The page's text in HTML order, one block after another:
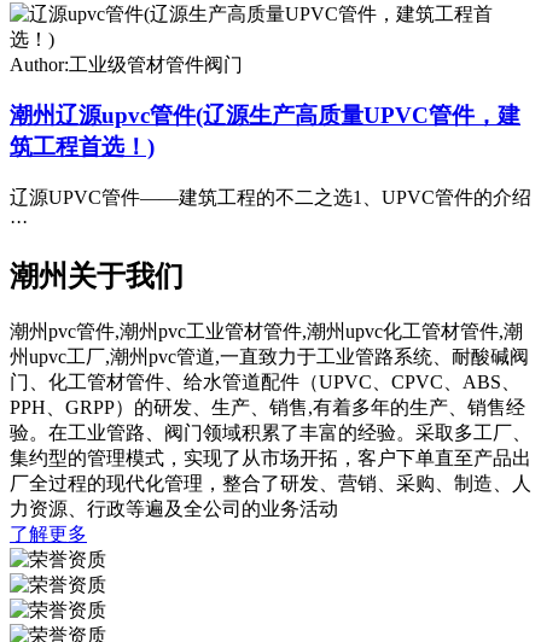
Author:工业级管材管件阀门
潮州辽源upvc管件(辽源生产高质量UPVC管件，建
筑工程首选！)
辽源UPVC管件——建筑工程的不二之选1、UPVC管件的介绍
···
潮州关于我们
潮州pvc管件,潮州pvc工业管材管件,潮州upvc化工管材管件,潮
州upvc工厂,潮州pvc管道,一直致力于工业管路系统、耐酸碱阀
门、化工管材管件、给水管道配件（UPVC、CPVC、ABS、
PPH、GRPP）的研发、生产、销售,有着多年的生产、销售经
验。在工业管路、阀门领域积累了丰富的经验。采取多工厂、
集约型的管理模式，实现了从市场开拓，客户下单直至产品出
厂全过程的现代化管理，整合了研发、营销、采购、制造、人
力资源、行政等遍及全公司的业务活动
了解更多